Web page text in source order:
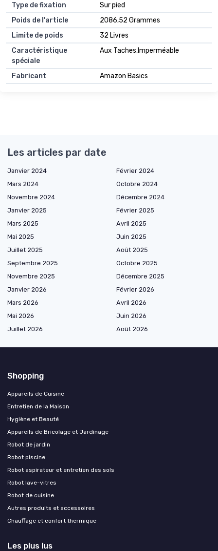
Type de fixation
Sur pied
Poids de l'article
2086,52 Grammes
Limite de poids
32 Livres
Caractéristique
spéciale
Aux Taches,Imperméable
Fabricant Amazon Basics
Les articles par date
Janvier 2024
Février 2024
Mars 2024
Octobre 2024
Novembre 2024
Décembre 2024
Janvier 2025
Février 2025
Mars 2025
Avril 2025
Mai 2025
Juin 2025
Juillet 2025
Août 2025
Septembre 2025
Octobre 2025
Novembre 2025
Décembre 2025
Janvier 2026
Février 2026
Mars 2026
Avril 2026
Mai 2026
Juin 2026
Juillet 2026
Août 2026
Shopping
Appareils de Cuisine
Entretien de la Maison
Hygiène et Beauté
Appareils de Bricolage et Jardinage
Robot de jardin
Robot piscine
Robot aspirateur et entretien des sols
Robot lave-vitres
Robot de cuisine
Autres produits et accessoires
Chauffage et confort thermique
Les plus lus